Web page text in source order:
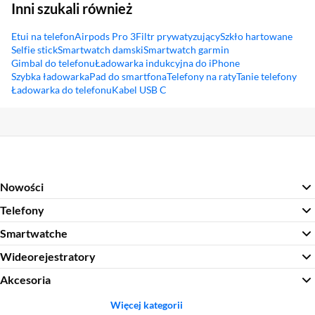
Inni szukali również
Etui na telefonAirpods Pro 3Filtr prywatyzującySzkło hartowane
Selfie stickSmartwatch damskiSmartwatch garmin
Gimbal do telefonuŁadowarka indukcyjna do iPhone
Szybka ładowarkaPad do smartfonaTelefony na ratyTanie telefony
Ładowarka do telefonuKabel USB C
Nowości
Telefony
Smartwatche
Wideorejestratory
Akcesoria
Więcej kategorii